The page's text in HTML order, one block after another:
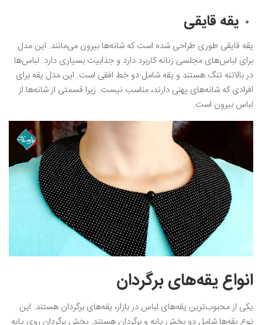
یقه قایقی
یقه قایقی طوری طراحی شده است که شانه‌ها بیرون می‌مانند. این مدل
برای لباس‌های مجلسی زنانه کاربرد دارد و جذابیت بسیاری دارد. لباس‌ها
در بالاتنه تنگ هستند و یقه شامل دو خط افقی است. این مدل یقه برای
افرادی که شانه‌های پهنی دارند، مناسب نیست. زیرا قسمتی از شانه‌ها از
لباس بیرون است‌.
انواع یقه‌های برگردان
یکی از محبوب‌ترین یقه‌های لباس در بازار، یقه‌های برگردان هستند. این
نوع یقه‌ها شامل دو بخش پایه و برگردان هستند. بخش برگردان روی پایه